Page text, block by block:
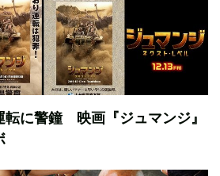
転に警鐘 映画『ジュマンジ』